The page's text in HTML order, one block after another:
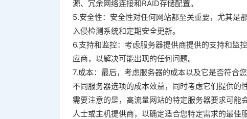
源、冗余网络连接和RAID存储配置。
5.安全性：安全性对任何网站都至关重要，尤其是
入侵检测系统和定期安全更新。
6.支持和监控：考虑服务器提供商提供的支持和监
应商，以解决可能出现的任何问题。
7.成本：最后，考虑服务器的成本以及它是否符合
不同服务器选项的成本效益，同时考虑它们提供的
需要注意的是，高流量网站的特定服务器要求可
人士或主机提供商，以确定适合您特定需求的最佳